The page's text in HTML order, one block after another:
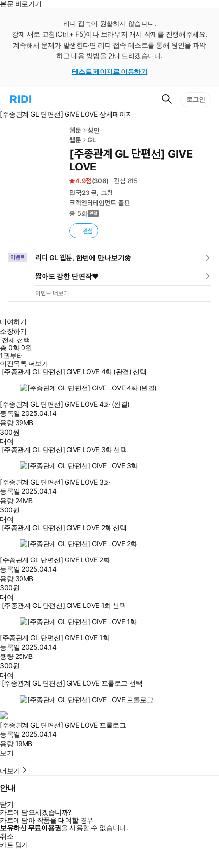
본문 바로가기
리디 접속이 원활하지 않습니다.
강제 새로 고침(Ctrl + F5)이나 브라우저 캐시 삭제를 진행해주세요.
계속해서 문제가 발생한다면 리디 접속 테스트를 통해 원인을 파악
하고 대응 방법을 안내드리겠습니다.
테스트 페이지로 이동하기
리
홈
검
로그인
[주종관계 GL 단편선] GIVE LOVE 상세페이지
웹툰
성인
웹툰
GL
[주종관계 GL 단편선] GIVE
LOVE
4.9 (306) 관심 815
민국23글, 그림
크랙엔터테인먼트 출판
총 5화
관심
이벤트 리디 GL 웹툰, 한번에 만나보기🌼
짧아도 강한 단편작❤️
이벤트 더보기
대여하기
소장하기
전체 선택
총0화0원
1권부터
이전목록 더보기
[주종관계 GL 단편선] GIVE LOVE 4화 (완결) 선택
[주종관계 GL 단편선] GIVE LOVE 4화 (완결)
등록일 2025.04.14
용량 39MB
300원
대여
[주종관계 GL 단편선] GIVE LOVE 3화 선택
[주종관계 GL 단편선] GIVE LOVE 3화
등록일 2025.04.14
용량 24MB
300원
대여
[주종관계 GL 단편선] GIVE LOVE 2화 선택
[주종관계 GL 단편선] GIVE LOVE 2화
등록일 2025.04.14
용량 30MB
300원
대여
[주종관계 GL 단편선] GIVE LOVE 1화 선택
[주종관계 GL 단편선] GIVE LOVE 1화
등록일 2025.04.14
용량 25MB
300원
대여
[주종관계 GL 단편선] GIVE LOVE 프롤로그 선택
[주종관계 GL 단편선] GIVE LOVE 프롤로그
등록일 2025.04.14
용량19MB
보기
더보기
안내
닫기
카트에 담으시겠습니까?
카트에 담아 작품을 대여할 경우
보유하신 무료이용권을 사용할 수 없습니다.
취소
카트 담기